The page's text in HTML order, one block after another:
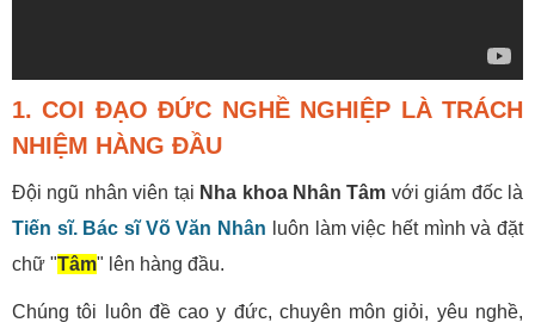
1. COI ĐẠO ĐỨC NGHỀ NGHIỆP LÀ TRÁCH
NHIỆM HÀNG ĐẦU
Đội ngũ nhân viên tại Nha khoa Nhân Tâm với giám đốc là
Tiến sĩ. Bác sĩ Võ Văn Nhân luôn làm việc hết mình và đặt
chữ "Tâm" lên hàng đầu.
Chúng tôi luôn đề cao y đức, chuyên môn giỏi, yêu nghề,